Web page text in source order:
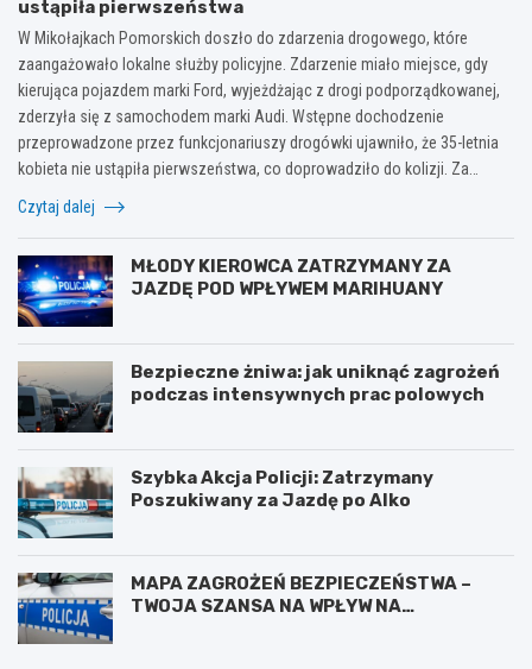
ustąpiła pierwszeństwa
W Mikołajkach Pomorskich doszło do zdarzenia drogowego, które
zaangażowało lokalne służby policyjne. Zdarzenie miało miejsce, gdy
kierująca pojazdem marki Ford, wyjeżdżając z drogi podporządkowanej,
zderzyła się z samochodem marki Audi. Wstępne dochodzenie
przeprowadzone przez funkcjonariuszy drogówki ujawniło, że 35-letnia
kobieta nie ustąpiła pierwszeństwa, co doprowadziło do kolizji. Za…
Czytaj dalej
MŁODY KIEROWCA ZATRZYMANY ZA
JAZDĘ POD WPŁYWEM MARIHUANY
Bezpieczne żniwa: jak uniknąć zagrożeń
podczas intensywnych prac polowych
Szybka Akcja Policji: Zatrzymany
Poszukiwany za Jazdę po Alko
MAPA ZAGROŻEŃ BEZPIECZEŃSTWA –
TWOJA SZANSA NA WPŁYW NA